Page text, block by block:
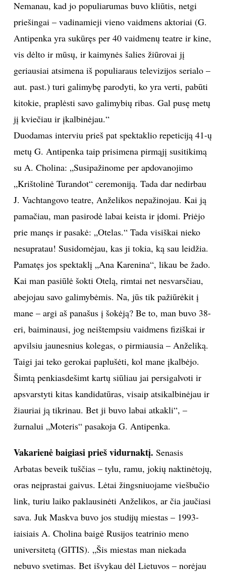
Nemanau, kad jo populiarumas buvo kliūtis, netgi
priešingai – vadinamieji vieno vaidmens aktoriai (G.
Antipenka yra sukūręs per 40 vaidmenų teatre ir kine,
vis dėlto ir mūsų, ir kaimynės šalies žiūrovai jį
geriausiai atsimena iš populiaraus televizijos serialo –
aut. past.) turi galimybę parodyti, ko yra verti, pabūti
kitokie, praplėsti savo galimybių ribas. Gal pusę metų
jį kviečiau ir įkalbinėjau.“
Duodamas interviu prieš pat spektaklio repeticiją 41-ų
metų G. Antipenka taip prisimena pirmąjį susitikimą
su A. Cholina: „Susipažinome per apdovanojimo
„Krištolinė Turandot“ ceremoniją. Tada dar nedirbau
J. Vachtangovo teatre, Anželikos nepažinojau. Kai ją
pamačiau, man pasirodė labai keista ir įdomi. Priėjo
prie manęs ir pasakė: „Otelas.“ Tada visiškai nieko
nesupratau! Susidomėjau, kas ji tokia, ką sau leidžia.
Pamatęs jos spektaklį „Ana Karenina“, likau be žado.
Kai man pasiūlė šokti Otelą, rimtai net nesvarsčiau,
abejojau savo galimybėmis. Na, jūs tik pažiūrėkit į
mane – argi aš panašus į šokėją? Be to, man buvo 38-
eri, baiminausi, jog neištempsiu vaidmens fiziškai ir
apvilsiu jaunesnius kolegas, o pirmiausia – Anželiką.
Taigi jai teko gerokai paplušėti, kol mane įkalbėjo.
Šimtą penkiasdešimt kartų siūliau jai persigalvoti ir
apsvarstyti kitas kandidatūras, visaip atsikalbinėjau ir
žiauriai ją tikrinau. Bet ji buvo labai atkakli“, –
žurnalui „Moteris“ pasakoja G. Antipenka.
Vakarienė baigiasi prieš vidurnaktį. Senasis
Arbatas beveik tuščias – tylu, ramu, jokių naktinėtojų,
oras neįprastai gaivus. Lėtai žingsniuojame viešbučio
link, turiu laiko paklausinėti Anželikos, ar čia jaučiasi
sava. Juk Maskva buvo jos studijų miestas – 1993-
iaisiais A. Cholina baigė Rusijos teatrinio meno
universitetą (GITIS). „Šis miestas man niekada
nebuvo svetimas. Bet išvykau dėl Lietuvos – norėjau